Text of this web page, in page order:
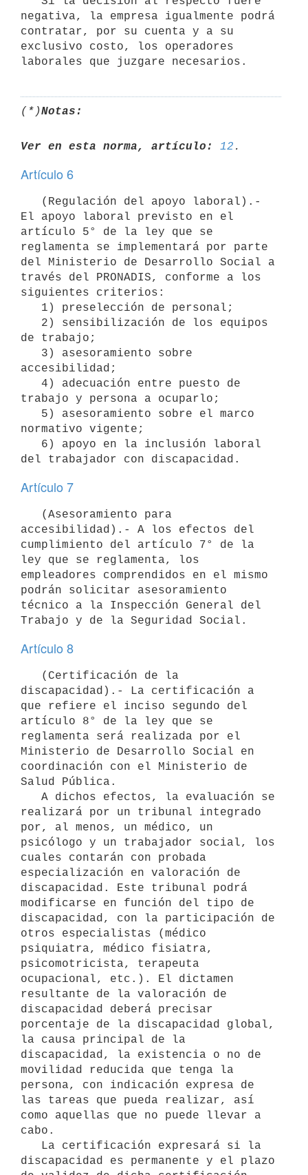
negativa, la empresa igualmente podrá
contratar, por su cuenta y a su
exclusivo costo, los operadores
(*)Notas:
Ver en esta norma, artículo: 12
Artículo 6
El apoyo laboral previsto en el
artículo 5° de la ley que se
reglamenta se implementará por parte
del Ministerio de Desarrollo Social a
través del PRONADIS, conforme a los
siguientes criterios:
de trabajo;
accesibilidad;
trabajo y persona a ocuparlo;
normativo vigente;
Artículo 7
accesibilidad).- A los efectos del
cumplimiento del artículo 7° de la
ley que se reglamenta, los
empleadores comprendidos en el mismo
podrán solicitar asesoramiento
técnico a la Inspección General del
Artículo 8
discapacidad).- La certificación a
que refiere el inciso segundo del
artículo 8° de la ley que se
reglamenta será realizada por el
Ministerio de Desarrollo Social en
coordinación con el Ministerio de
Salud Pública.
realizará por un tribunal integrado
por, al menos, un médico, un
psicólogo y un trabajador social, los
cuales contarán con probada
especialización en valoración de
discapacidad. Este tribunal podrá
modificarse en función del tipo de
discapacidad, con la participación de
otros especialistas (médico
psiquiatra, médico fisiatra,
psicomotricista, terapeuta
ocupacional, etc.). El dictamen
resultante de la valoración de
discapacidad deberá precisar
porcentaje de la discapacidad global,
la causa principal de la
discapacidad, la existencia o no de
movilidad reducida que tenga la
persona, con indicación expresa de
las tareas que pueda realizar, así
como aquellas que no puede llevar a
cabo.
discapacidad es permanente y el plazo